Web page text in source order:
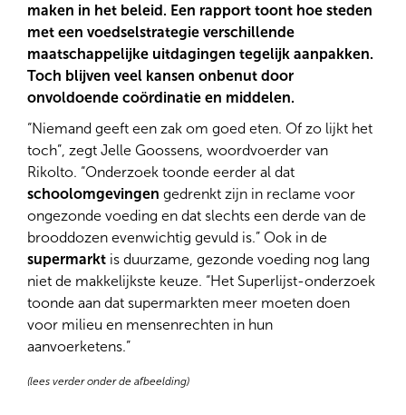
maken in het beleid. Een rapport toont hoe steden
met een voedselstrategie verschillende
maatschappelijke uitdagingen tegelijk aanpakken.
Toch blijven veel kansen onbenut door
onvoldoende coördinatie en middelen.
“Niemand geeft een zak om goed eten. Of zo lijkt het
toch”, zegt Jelle Goossens, woordvoerder van
Rikolto. “Onderzoek toonde eerder al dat
schoolomgevingen gedrenkt zijn in reclame voor
ongezonde voeding en dat slechts een derde van de
brooddozen evenwichtig gevuld is.” Ook in de
supermarkt is duurzame, gezonde voeding nog lang
niet de makkelijkste keuze. “Het Superlijst-onderzoek
toonde aan dat supermarkten meer moeten doen
voor milieu en mensenrechten in hun
aanvoerketens.”
(lees verder onder de afbeelding)